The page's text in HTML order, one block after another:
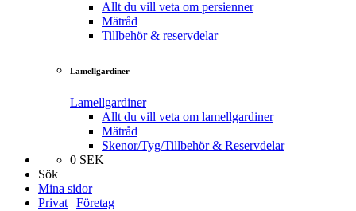
Allt du vill veta om persienner
Mätråd
Tillbehör & reservdelar
Lamellgardiner
Lamellgardiner
Allt du vill veta om lamellgardiner
Mätråd
Skenor/Tyg/Tillbehör & Reservdelar
0 SEK
Sök
Mina sidor
Privat | Företag